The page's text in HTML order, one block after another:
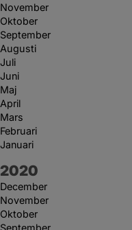
November
Oktober
September
Augusti
Juli
Juni
Maj
April
Mars
Februari
Januari
År:
2020
December
November
Oktober
September